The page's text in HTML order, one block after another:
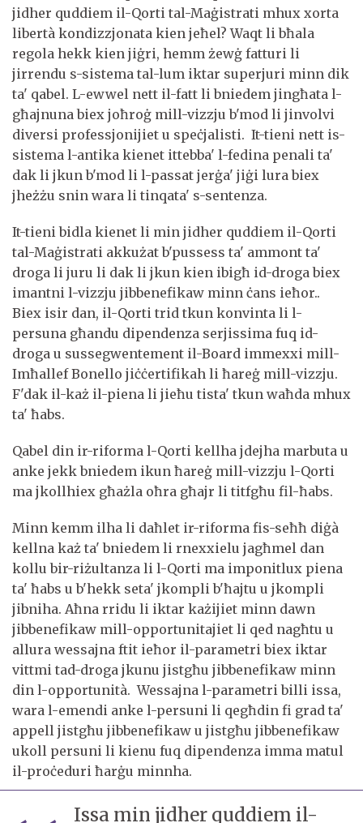
jidher quddiem il-Qorti tal-Maġistrati mhux xorta
libertà kondizzjonata kien jeħel? Waqt li bħala
regola hekk kien jiġri, hemm żewġ fatturi li
jirrendu s-sistema tal-lum iktar superjuri minn dik
ta' qabel. L-ewwel nett il-fatt li bniedem jingħata l-
għajnuna biex joħroġ mill-vizzju b'mod li jinvolvi
diversi professjonijiet u speċjalisti. It-tieni nett is-
sistema l-antika kienet ittebba' l-fedina penali ta'
dak li jkun b'mod li l-passat jerġa' jiġi lura biex
jheżżu snin wara li tinqata' s-sentenza.
It-tieni bidla kienet li min jidher quddiem il-Qorti
tal-Maġistrati akkużat b'pussess ta' ammont ta'
droga li juru li dak li jkun kien ibigħ id-droga biex
imantni l-vizzju jibbenefikaw minn ċans ieħor..
Biex isir dan, il-Qorti trid tkun konvinta li l-
persuna għandu dipendenza serjissima fuq id-
droga u sussegwentement il-Board immexxi mill-
Imħallef Bonello jiċċertifikah li ħareġ mill-vizzju.
F'dak il-każ il-piena li jieħu tista' tkun waħda mhux
ta' ħabs.
Qabel din ir-riforma l-Qorti kellha jdejha marbuta u
anke jekk bniedem ikun ħareġ mill-vizzju l-Qorti
ma jkollhiex għażla oħra għajr li titfgħu fil-ħabs.
Minn kemm ilha li daħlet ir-riforma fis-seħħ diġà
kellna każ ta' bniedem li rnexxielu jagħmel dan
kollu bir-riżultanza li l-Qorti ma imponitlux piena
ta' ħabs u b'hekk seta' jkompli b'ħajtu u jkompli
jibniha. Aħna rridu li iktar każijiet minn dawn
jibbenefikaw mill-opportunitajiet li qed nagħtu u
allura wessajna ftit ieħor il-parametri biex iktar
vittmi tad-droga jkunu jistgħu jibbenefikaw minn
din l-opportunità. Wessajna l-parametri billi issa,
wara l-emendi anke l-persuni li qegħdin fi grad ta'
appell jistgħu jibbenefikaw u jistgħu jibbenefikaw
ukoll persuni li kienu fuq dipendenza imma matul
il-proċeduri ħarġu minnha.
Issa min jidher quddiem il-